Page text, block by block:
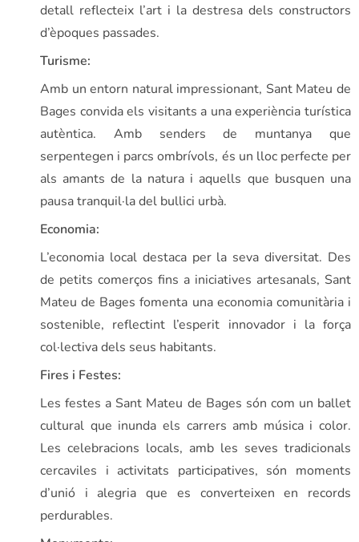
detall reflecteix l’art i la destresa dels constructors
d’èpoques passades.
Turisme:
Amb un entorn natural impressionant, Sant Mateu de
Bages convida els visitants a una experiència turística
autèntica. Amb senders de muntanya que
serpentegen i parcs ombrívols, és un lloc perfecte per
als amants de la natura i aquells que busquen una
pausa tranquil·la del bullici urbà.
Economia:
L’economia local destaca per la seva diversitat. Des
de petits comerços fins a iniciatives artesanals, Sant
Mateu de Bages fomenta una economia comunitària i
sostenible, reflectint l’esperit innovador i la força
col·lectiva dels seus habitants.
Fires i Festes:
Les festes a Sant Mateu de Bages són com un ballet
cultural que inunda els carrers amb música i color.
Les celebracions locals, amb les seves tradicionals
cercaviles i activitats participatives, són moments
d’unió i alegria que es converteixen en records
perdurables.